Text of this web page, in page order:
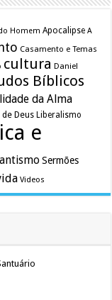
Homem Apocalipse A
Casamento e Temas
cultura Daniel
Bíblicos
da Alma
de Deus Liberalismo
e
Sermões
Videos